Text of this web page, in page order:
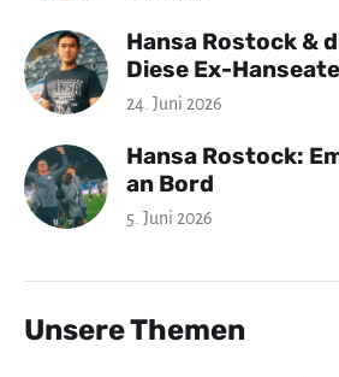
Hansa Rostock &
Diese Ex-
24. Juni 2026
Hansa Rostock:
an Bord
5. Juni 2026
Unsere Themen